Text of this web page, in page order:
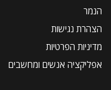
הנמר
הצהרת נגישות
מדיניות הפרטיות
אפליקציה אנשים ומחשבים